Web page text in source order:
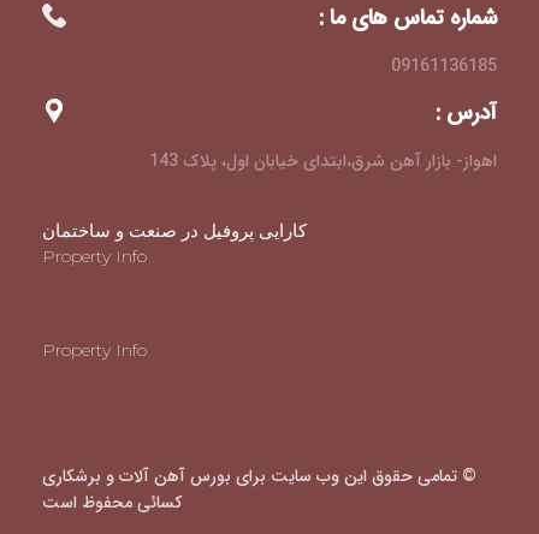
شماره تماس های ما :
09161136185
آدرس :
اهواز- بازار آهن شرق،ابتدای خیابان اول، پلاک 143
کارایی پروفیل در صنعت و ساختمان
Property Info
Property Info
© تمامی حقوق این وب سایت برای بورس آهن آلات و برشکاری
کسائی محفوظ است